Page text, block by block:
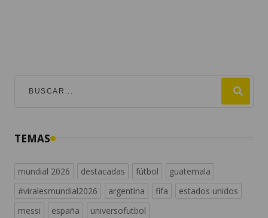
mundial 2026
messi
españa universofutbol